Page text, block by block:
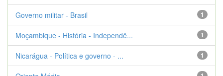
1
Governo militar - Brasil
1
Moçambique - História - Independê...
1
Nicarágua - Política e governo - ...